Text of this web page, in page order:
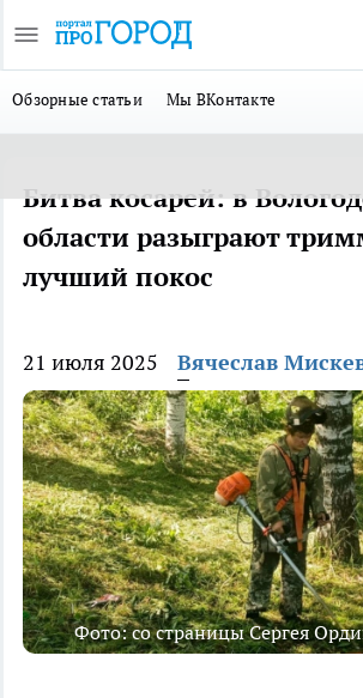
Обзорные статьи Мы ВКонтакте
Битва косарей: в
области разыграют
лучший покос
21 июля 2025 Вячеслав
Фото: со страницы Сергея